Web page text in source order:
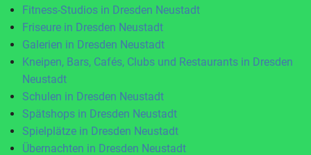
Fitness-Studios in Dresden Neustadt
Friseure in Dresden Neustadt
Galerien in Dresden Neustadt
Kneipen, Bars, Cafés, Clubs und Restaurants in Dresden
Neustadt
Schulen in Dresden Neustadt
Spätshops in Dresden Neustadt
Spielplätze in Dresden Neustadt
Übernachten in Dresden Neustadt